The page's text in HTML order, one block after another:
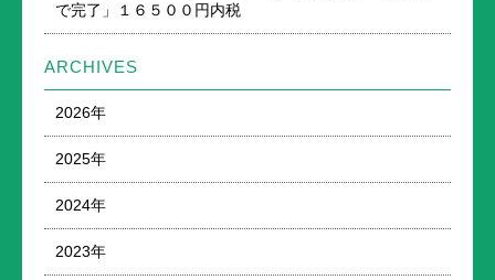
で完了」１６５００円内税
ARCHIVES
2026年
2025年
2024年
2023年